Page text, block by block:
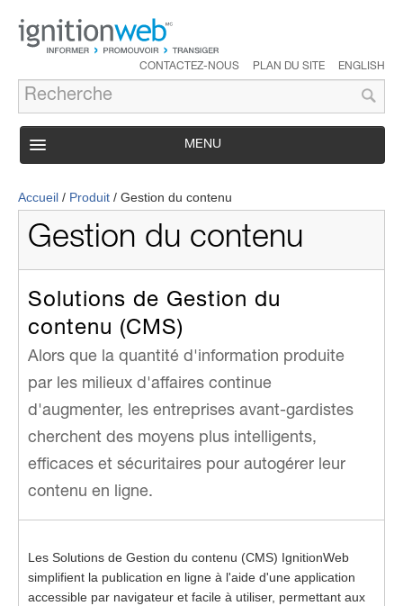
CONTACTEZ-NOUS PLAN DU SITE ENGLISH
MENU
SERVICES
ÉTUDES DE CAS
ENTREPRISE
Accueil / Produit / Gestion du contenu
Gestion du contenu
Solutions de Gestion du
contenu (CMS)
Alors que la quantité d'information produite
par les milieux d'affaires continue
d'augmenter, les entreprises avant-gardistes
cherchent des moyens plus intelligents,
efficaces et sécuritaires pour autogérer leur
contenu en ligne.
Les Solutions de Gestion du contenu (CMS) IgnitionWeb
simplifient la publication en ligne à l'aide d'une application
accessible par navigateur et facile à utiliser, permettant aux